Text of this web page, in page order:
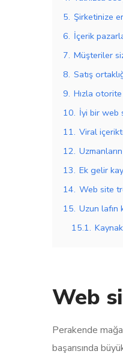
5. Şirketinize
6. İçerik
7. Müşteriler
8. Satış
9. Hızla
10. İyi bir web
11. Viral
12.
13. Ek gelir
14. Web site
15. Uzun lafın
15.1.
Web
Perakende
başarısında